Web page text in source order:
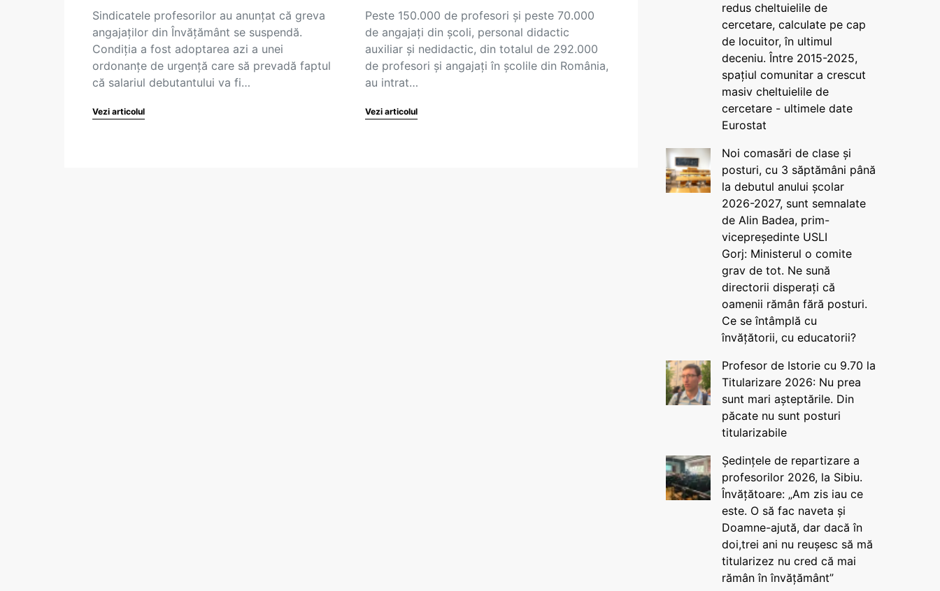
Sindicatele profesorilor au anunțat că greva
angajaților din Învățământ se suspendă.
Condiția a fost adoptarea azi a unei
ordonanțe de urgență care să prevadă faptul
că salariul debutantului va fi…
Vezi articolul
Peste 150.000 de profesori și peste 70.000
de angajați din școli, personal didactic
auxiliar și nedidactic, din totalul de 292.000
de profesori și angajați în școlile din România,
au intrat…
Vezi articolul
redus cheltuielile de
cercetare, calculate pe cap
de locuitor, în ultimul
deceniu. Între 2015-2025,
spațiul comunitar a crescut
masiv cheltuielile de
cercetare - ultimele date
Eurostat
Noi comasări de clase și
posturi, cu 3 săptămâni până
la debutul anului școlar
2026-2027, sunt semnalate
de Alin Badea, prim-
vicepreședinte USLI
Gorj: Ministerul o comite
grav de tot. Ne sună
directorii disperați că
oamenii rămân fără posturi.
Ce se întâmplă cu
învățătorii, cu educatorii?
Profesor de Istorie cu 9.70 la
Titularizare 2026: Nu prea
sunt mari așteptările. Din
păcate nu sunt posturi
titularizabile
Ședințele de repartizare a
profesorilor 2026, la Sibiu.
Învățătoare: „Am zis iau ce
este. O să fac naveta și
Doamne-ajută, dar dacă în
doi,trei ani nu reușesc să mă
titularizez nu cred că mai
rămân în învățământ”